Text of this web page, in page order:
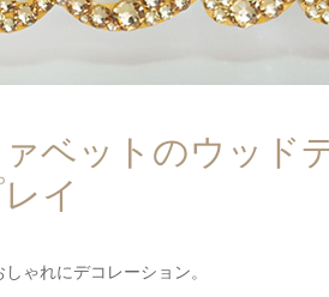
ベットのウッド
イ
ゃれにデコレーション。